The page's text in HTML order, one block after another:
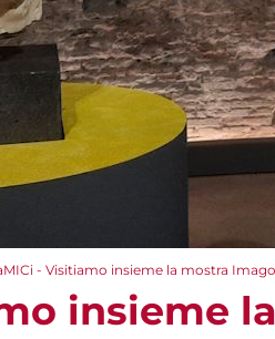
- Visitiamo insieme la mostra
insieme